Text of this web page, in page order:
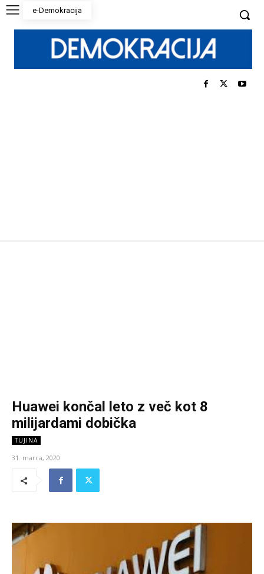
e-Demokracija
Huawei končal leto z več kot 8
milijardami dobička
TUJINA
31. marca, 2020